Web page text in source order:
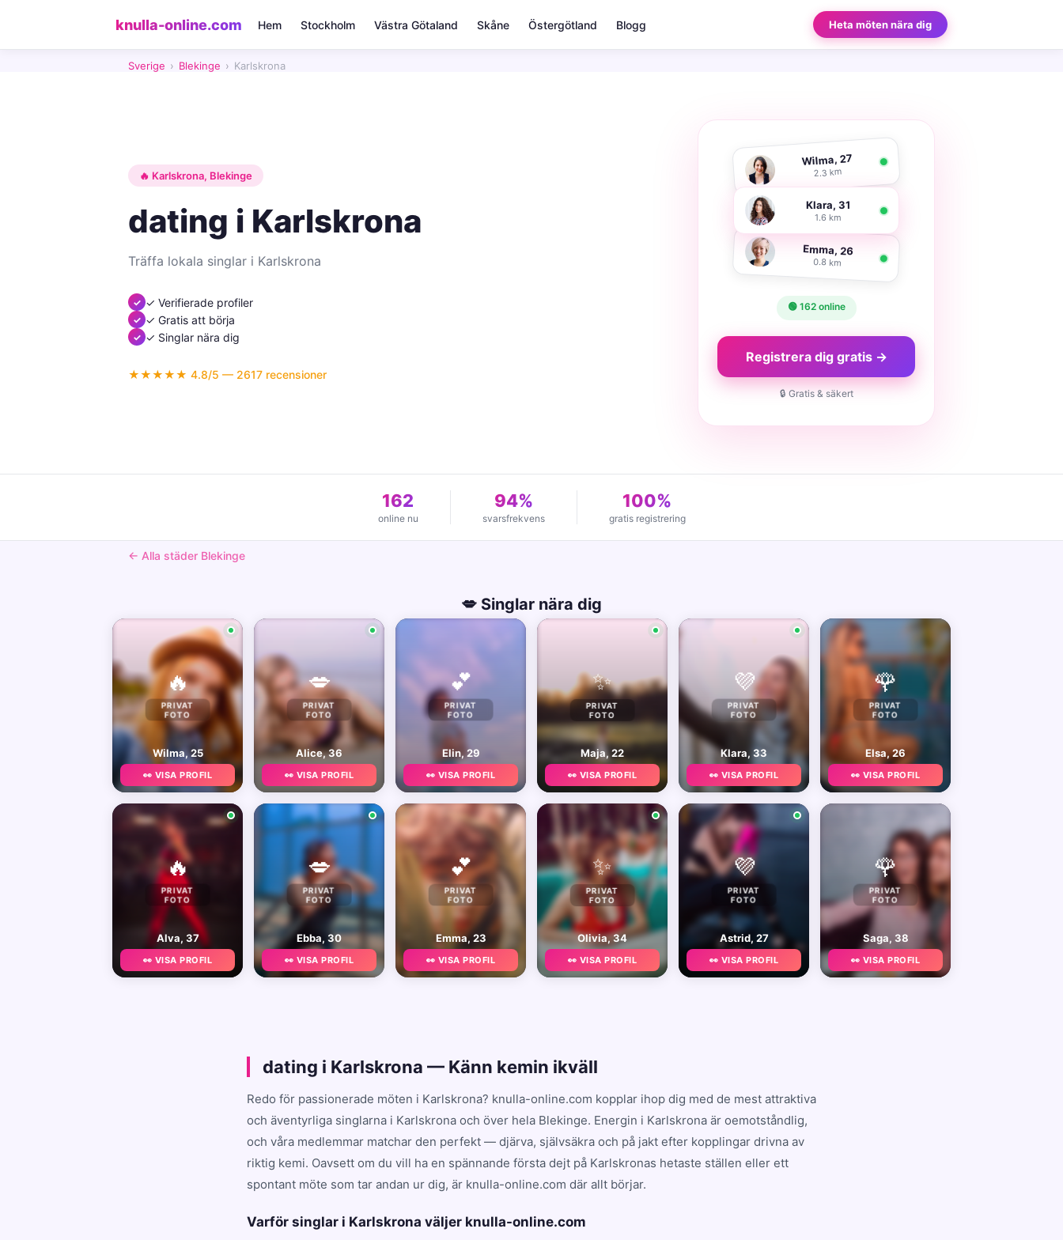
knulla-online.com Hem Stockholm Västra Götaland Skåne Östergötland Blogg Heta möten nära dig
Sverige › Blekinge › Karlskrona
🔥 Karlskrona, Blekinge
dating i Karlskrona
Träffa lokala singlar i Karlskrona
✓ Verifierade profiler
✓ Gratis att börja
✓ Singlar nära dig
★★★★★ 4.8/5 — 2617 recensioner
Wilma, 27
2.3 km
Klara, 31
1.6 km
Emma, 26
0.8 km
🟢 162 online
Registrera dig gratis →
🔒 Gratis & säkert
162
online nu
94%
svarsfrekvens
100%
gratis registrering
← Alla städer Blekinge
💋 Singlar nära dig
🔥
PRIVAT
FOTO
Wilma, 25
👀 VISA PROFIL
💋
PRIVAT
FOTO
Alice, 36
👀 VISA PROFIL
💕
PRIVAT
FOTO
Elin, 29
👀 VISA PROFIL
✨
PRIVAT
FOTO
Maja, 22
👀 VISA PROFIL
💜
PRIVAT
FOTO
Klara, 33
👀 VISA PROFIL
🌹
PRIVAT
FOTO
Elsa, 26
👀 VISA PROFIL
🔥
PRIVAT
FOTO
Alva, 37
👀 VISA PROFIL
💋
PRIVAT
FOTO
Ebba, 30
👀 VISA PROFIL
💕
PRIVAT
FOTO
Emma, 23
👀 VISA PROFIL
✨
PRIVAT
FOTO
Olivia, 34
👀 VISA PROFIL
💜
PRIVAT
FOTO
Astrid, 27
👀 VISA PROFIL
🌹
PRIVAT
FOTO
Saga, 38
👀 VISA PROFIL
dating i Karlskrona — Känn kemin ikväll
Redo för passionerade möten i Karlskrona? knulla-online.com kopplar ihop dig med de mest attraktiva
och äventyrliga singlarna i Karlskrona och över hela Blekinge. Energin i Karlskrona är oemotståndlig,
och våra medlemmar matchar den perfekt — djärva, självsäkra och på jakt efter kopplingar drivna av
riktig kemi. Oavsett om du vill ha en spännande första dejt på Karlskronas hetaste ställen eller ett
spontant möte som tar andan ur dig, är knulla-online.com där allt börjar.
Varför singlar i Karlskrona väljer knulla-online.com